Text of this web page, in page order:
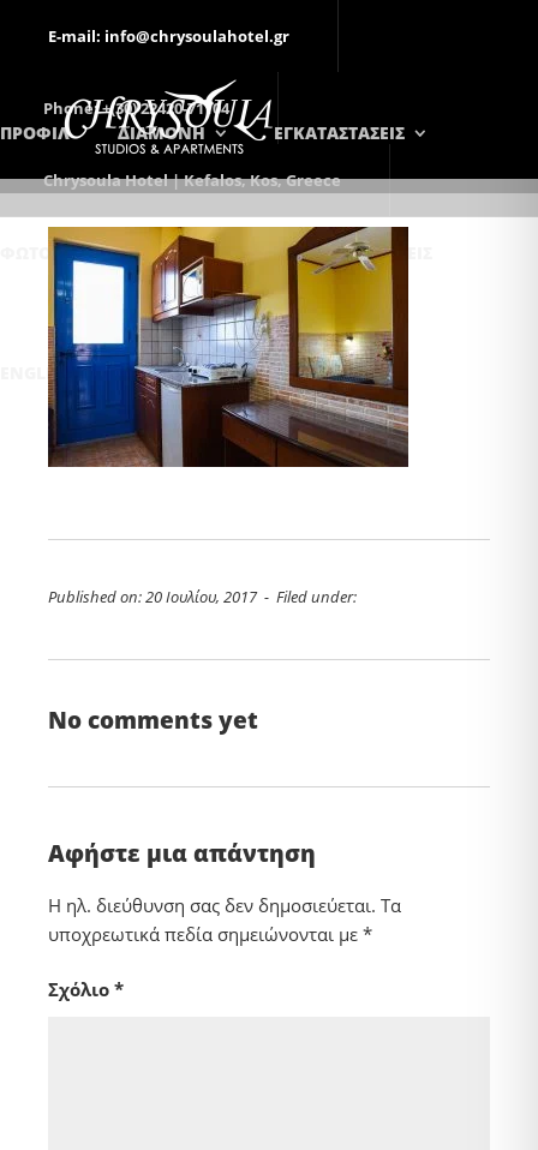
E-mail: info@chrysoulahotel.gr
Phone: +(30) 22420-71104
Chrysoula Hotel | Kefalos, Kos, Greece
ΠΡΟΦΙΛ ΔΙΑΜΟΝΗ ΕΓΚΑΤΑΣΤΑΣΕΙΣ
ΦΩΤΟΓΡΑΦΊΕΣ ΕΠΙΚΟΙΝΩΝΊΑ ΚΡΑΤΉΣΕΙΣ
ENGLISH
Published on: 20 Ιουλίου, 2017 - Filed under:
No comments yet
Αφήστε μια απάντηση
Η ηλ. διεύθυνση σας δεν δημοσιεύεται. Τα
υποχρεωτικά πεδία σημειώνονται με *
Σχόλιο *